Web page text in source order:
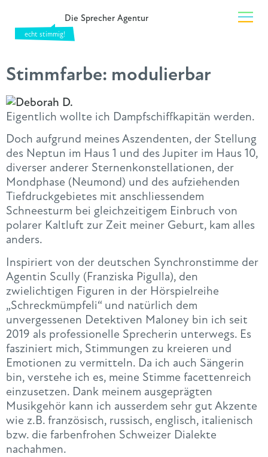
Die Sprecher Agentur
Stimmfarbe: modulierbar
Eigentlich wollte ich Dampfschiffkapitän werden.
Doch aufgrund meines Aszendenten, der Stellung
des Neptun im Haus 1 und des Jupiter im Haus 10,
diverser anderer Sternenkonstellationen, der
Mondphase (Neumond) und des aufziehenden
Tiefdruckgebietes mit anschliessendem
Schneesturm bei gleichzeitigem Einbruch von
polarer Kaltluft zur Zeit meiner Geburt, kam alles
anders.
Inspiriert von der deutschen Synchronstimme der
Agentin Scully (Franziska Pigulla), den
zwielichtigen Figuren in der Hörspielreihe
„Schreckmümpfeli“ und natürlich dem
unvergessenen Detektiven Maloney bin ich seit
2019 als professionelle Sprecherin unterwegs. Es
fasziniert mich, Stimmungen zu kreieren und
Emotionen zu vermitteln. Da ich auch Sängerin
bin, verstehe ich es, meine Stimme facettenreich
einzusetzen. Dank meinem ausgeprägten
Musikgehör kann ich ausserdem sehr gut Akzente
wie z.B. französisch, russisch, englisch, italienisch
bzw. die farbenfrohen Schweizer Dialekte
nachahmen.